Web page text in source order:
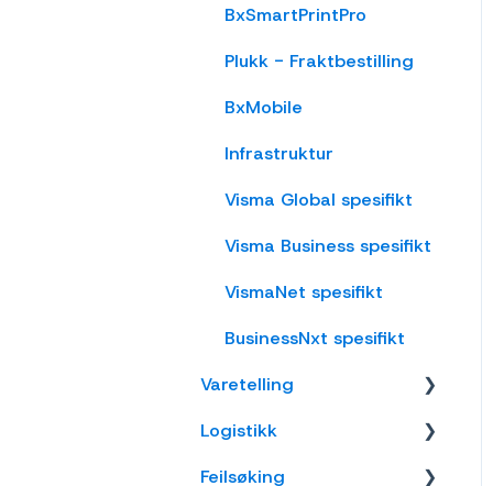
OnPrem
Vareplukk
Fraktbestilling
Varemottak
Vareflytting
Lageroverføring
Etiketter
Utlevering
Varer
Innkjøp
BxSmartPrintPro
Plukk - Fraktbestilling
BxMobile
Infrastruktur
Visma Global spesifikt
Visma Business spesifikt
VismaNet spesifikt
BusinessNxt spesifikt
Varetelling
Tellemetoder
Visma Net
Logistikk
Lokasjon
Feilsøking